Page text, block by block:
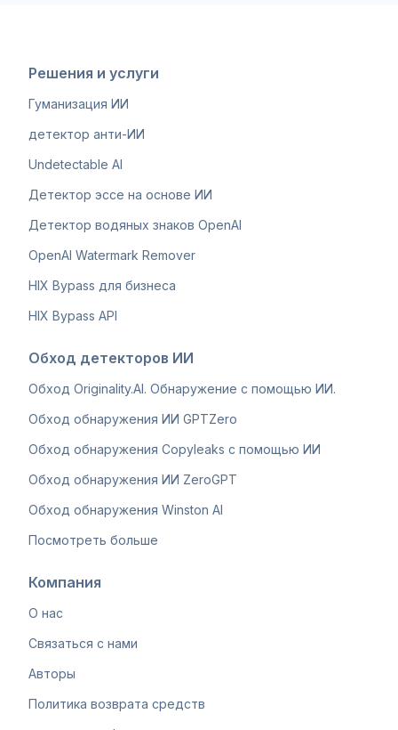
Решения и услуги
Гуманизация ИИ
детектор анти-ИИ
Undetectable AI
Детектор эссе на основе ИИ
Детектор водяных знаков OpenAI
OpenAI Watermark Remover
HIX Bypass для бизнеса
HIX Bypass API
Обход детекторов ИИ
Обход Originality.AI. Обнаружение с помощью ИИ.
Обход обнаружения ИИ GPTZero
Обход обнаружения Copyleaks с помощью ИИ
Обход обнаружения ИИ ZeroGPT
Обход обнаружения Winston AI
Посмотреть больше
Компания
О нас
Связаться с нами
Авторы
Политика возврата средств